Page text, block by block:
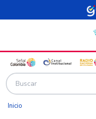
Pasar al contenido principal
Inicio